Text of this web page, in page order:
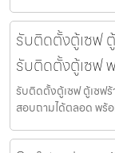
รับติดตั้งตู้เซฟ
รับติดตั้งตู้เซฟ
รับติดตั้งตู้เซฟ ตู้เซฟ
สอบถามได้ตลอด พร้